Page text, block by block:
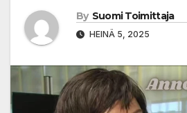
By Suomi Toimittaja
HEINÄ 5, 2025